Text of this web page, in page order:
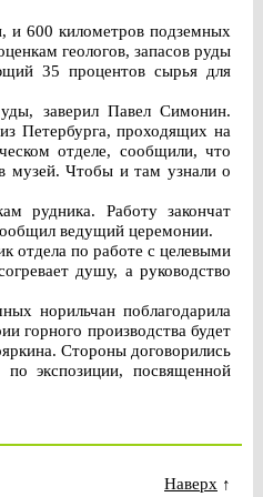
и 600 километров подземных
геологов, запасов руды
35 процентов сырья для
заверил Павел Симонин.
Петербурга, проходящих на
отделе, сообщили, что
музей. Чтобы и там узнали о
рудника. Работу закончат
ведущий церемонии.
отдела по работе с целевыми
душу, а руководство
норильчан поблагодарила
горного производства будет
Стороны договорились
по экспозиции, посвященной
Наверх ↑